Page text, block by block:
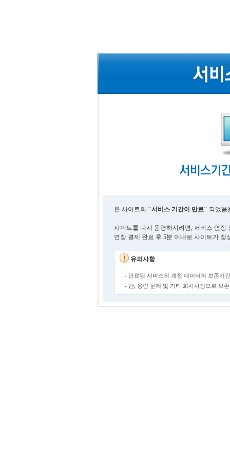
본 사이트의 "서비스 기간이 만료" 되었음
사이트를 다시 운영하시려면, 서비스 연장
연장 결제 완료 후 5분 이내로 사이트가 정
유의사항
- 만료된 서비스의 계정 데이터의 보존기
- 단, 용량 문제 및 기타 회사사정으로 보